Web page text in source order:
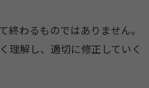
終わるものではありません。
理解し、適切に修正していく